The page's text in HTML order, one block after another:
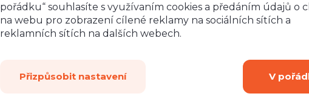
pořádku“ souhlasíte s využívaním cookies a předáním údajů o
na webu pro zobrazení cílené reklamy na sociálních sítích a
reklamních sítích na dalších webech.
Přizpůsobit nastavení V